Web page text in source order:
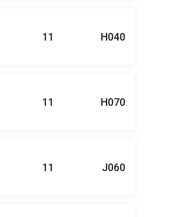
11 H040
11 H070
11 J060